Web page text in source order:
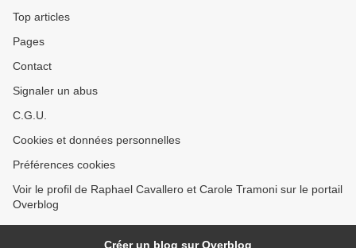
Top articles
Pages
Contact
Signaler un abus
C.G.U.
Cookies et données personnelles
Préférences cookies
Voir le profil de Raphael Cavallero et Carole Tramoni sur le portail
Overblog
Créer un blog sur Overblog